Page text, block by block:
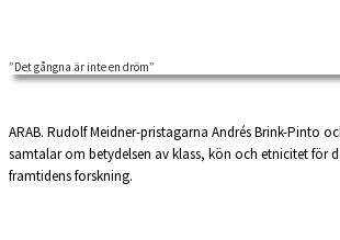
”Det gångna är inte en dröm”
ARAB. Rudolf Meidner-pristagarna Andrés Brink-Pinto
samtalar om betydelsen av klass, kön och etnicitet för
framtidens forskning.